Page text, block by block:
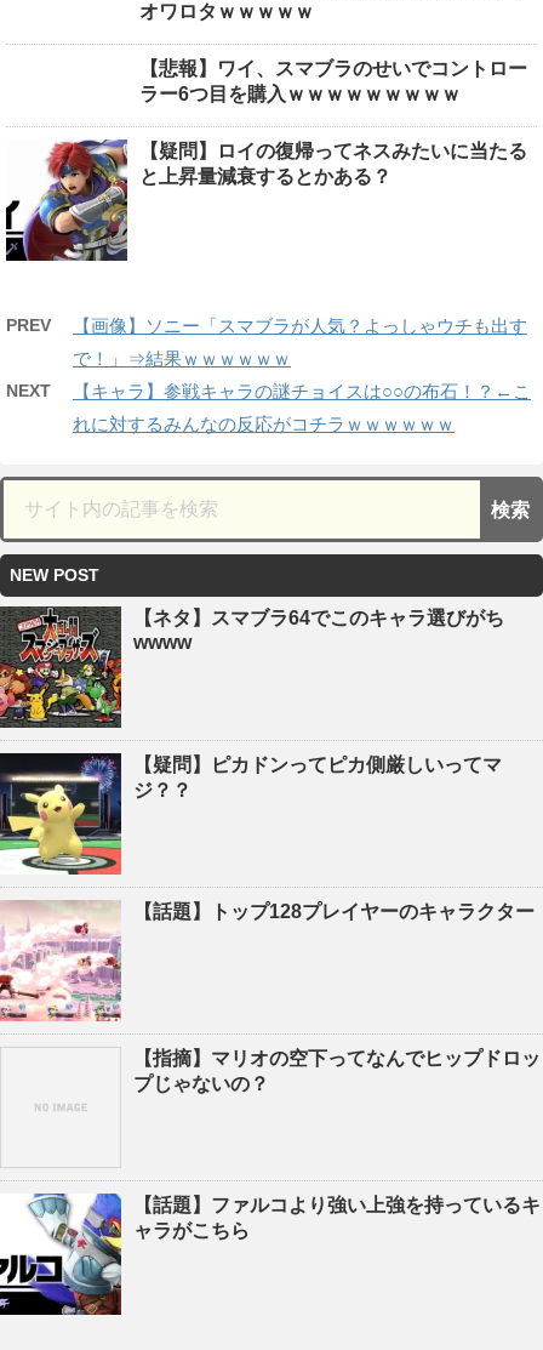
オワロタｗｗｗｗｗ
【悲報】ワイ、スマブラのせいでコントロー
ラー6つ目を購入ｗｗｗｗｗｗｗｗｗ
【疑問】ロイの復帰ってネスみたいに当たる
と上昇量減衰するとかある？
PREV
【画像】ソニー「スマブラが人気？よっしゃウチも出す
で！」⇒結果ｗｗｗｗｗｗ
NEXT
【キャラ】参戦キャラの謎チョイスは○○の布石！？←こ
れに対するみんなの反応がコチラｗｗｗｗｗｗ
NEW POST
【ネタ】スマブラ64でこのキャラ選びがち
wwww
【疑問】ピカドンってピカ側厳しいってマ
ジ？？
【話題】トップ128プレイヤーのキャラクター
【指摘】マリオの空下ってなんでヒップドロッ
プじゃないの？
【話題】ファルコより強い上強を持っているキ
ャラがこちら